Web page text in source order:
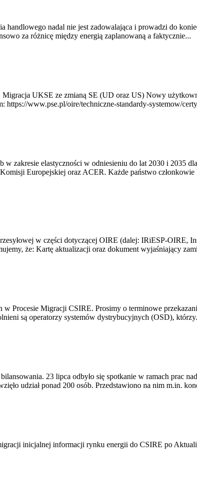
nadal nie jest zadowalająca i prowadzi do
za różnicę między energią zaplanowaną a faktycznie...
UKSE ze zmianą SE (UD oraz US) Nowy
https://www.pse.pl/oire/techniczne-standardy-systemow/
zakresie elastyczności w odniesieniu do lat 2030 i 2035
Europejskiej oraz ACER. Każde państwo
w części dotyczącej OIRE (dalej: IRiESP-OIRE,
że: Kartę aktualizacji oraz dokument wyjaśniający
Procesie Migracji CSIRE. Prosimy o terminowe
są operatorzy systemów dystrybucyjnych (OSD),
23 lipca odbyło się spotkanie w ramach prac
udział ponad 200 osób. Przedstawiono na nim m.in.
inicjalnej informacji rynku energii do CSIRE po